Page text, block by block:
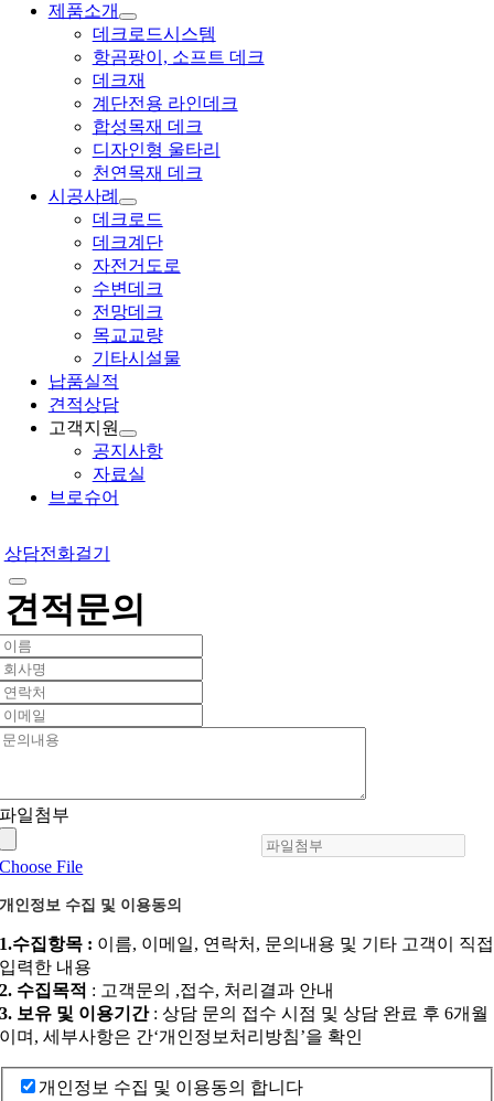
제품소개
데크로드시스템
항곰팡이, 소프트 데크
데크재
계단전용 라인데크
합성목재 데크
디자인형 울타리
천연목재 데크
시공사례
데크로드
데크계단
자전거도로
수변데크
전망데크
목교교량
기타시설물
납품실적
견적상담
고객지원
공지사항
자료실
브로슈어
상담전화걸기
견적문의
파일첨부
Choose File
개인정보 수집 및 이용동의
1.수집항목 : 이름, 이메일, 연락처, 문의내용 및 기타 고객이 직접
입력한 내용
2. 수집목적 : 고객문의 ,접수, 처리결과 안내
3. 보유 및 이용기간: 상담 문의 접수 시점 및 상담 완료 후 6개월
이며, 세부사항은 간‘개인정보처리방침’을 확인
개인정보 수집 및 이용동의 합니다